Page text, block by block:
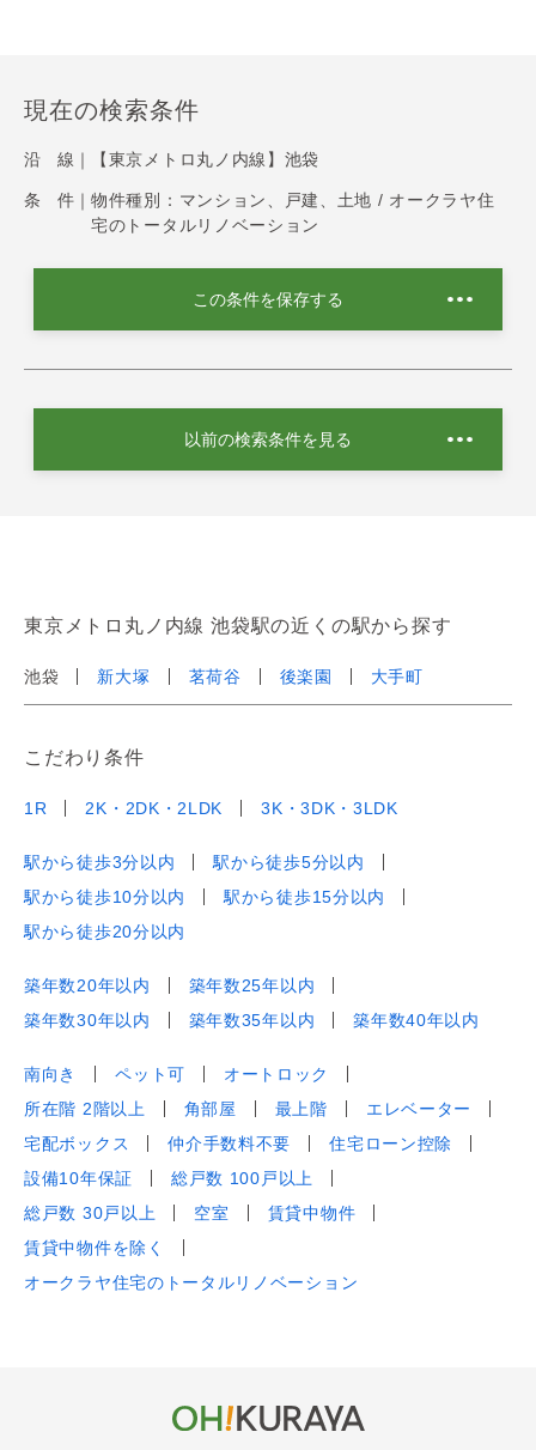
現在の検索条件
沿 線｜ 【東京メトロ丸ノ内線】池袋
条 件｜ 物件種別：マンション、戸建、土地 / オークラヤ住
宅のトータルリノベーション
この条件を保存する
以前の検索条件を見る
東京メトロ丸ノ内線 池袋駅の近くの駅から探す
池袋 新大塚 茗荷谷 後楽園 大手町
こだわり条件
1R 2K・2DK・2LDK 3K・3DK・3LDK
駅から徒歩3分以内
駅から徒歩5分以内
駅から徒歩10分以内
駅から徒歩15分以内
駅から徒歩20分以内
築年数20年以内
築年数25年以内
築年数30年以内
築年数35年以内 築年数40年以内
南向き ペット可
オートロック
所在階 2階以上
角部屋 最上階
エレベーター
宅配ボックス
仲介手数料不要
住宅ローン控除
設備10年保証
総戸数 100戸以上
総戸数 30戸以上
空室
賃貸中物件
賃貸中物件を除く
オークラヤ住宅のトータルリノベーション